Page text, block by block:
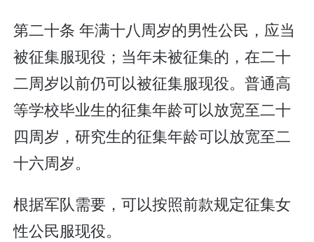
第二十条 年满十八周岁的男性公民，应当
被征集服现役；当年未被征集的，在二十
二周岁以前仍可以被征集服现役。普通高
等学校毕业生的征集年龄可以放宽至二十
四周岁，研究生的征集年龄可以放宽至二
十六周岁。
根据军队需要，可以按照前款规定征集女
性公民服现役。